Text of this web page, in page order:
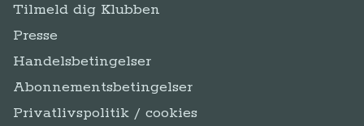
Tilmeld dig Klubben
Presse
Handelsbetingelser
Abonnementsbetingelser
Privatlivspolitik / cookies